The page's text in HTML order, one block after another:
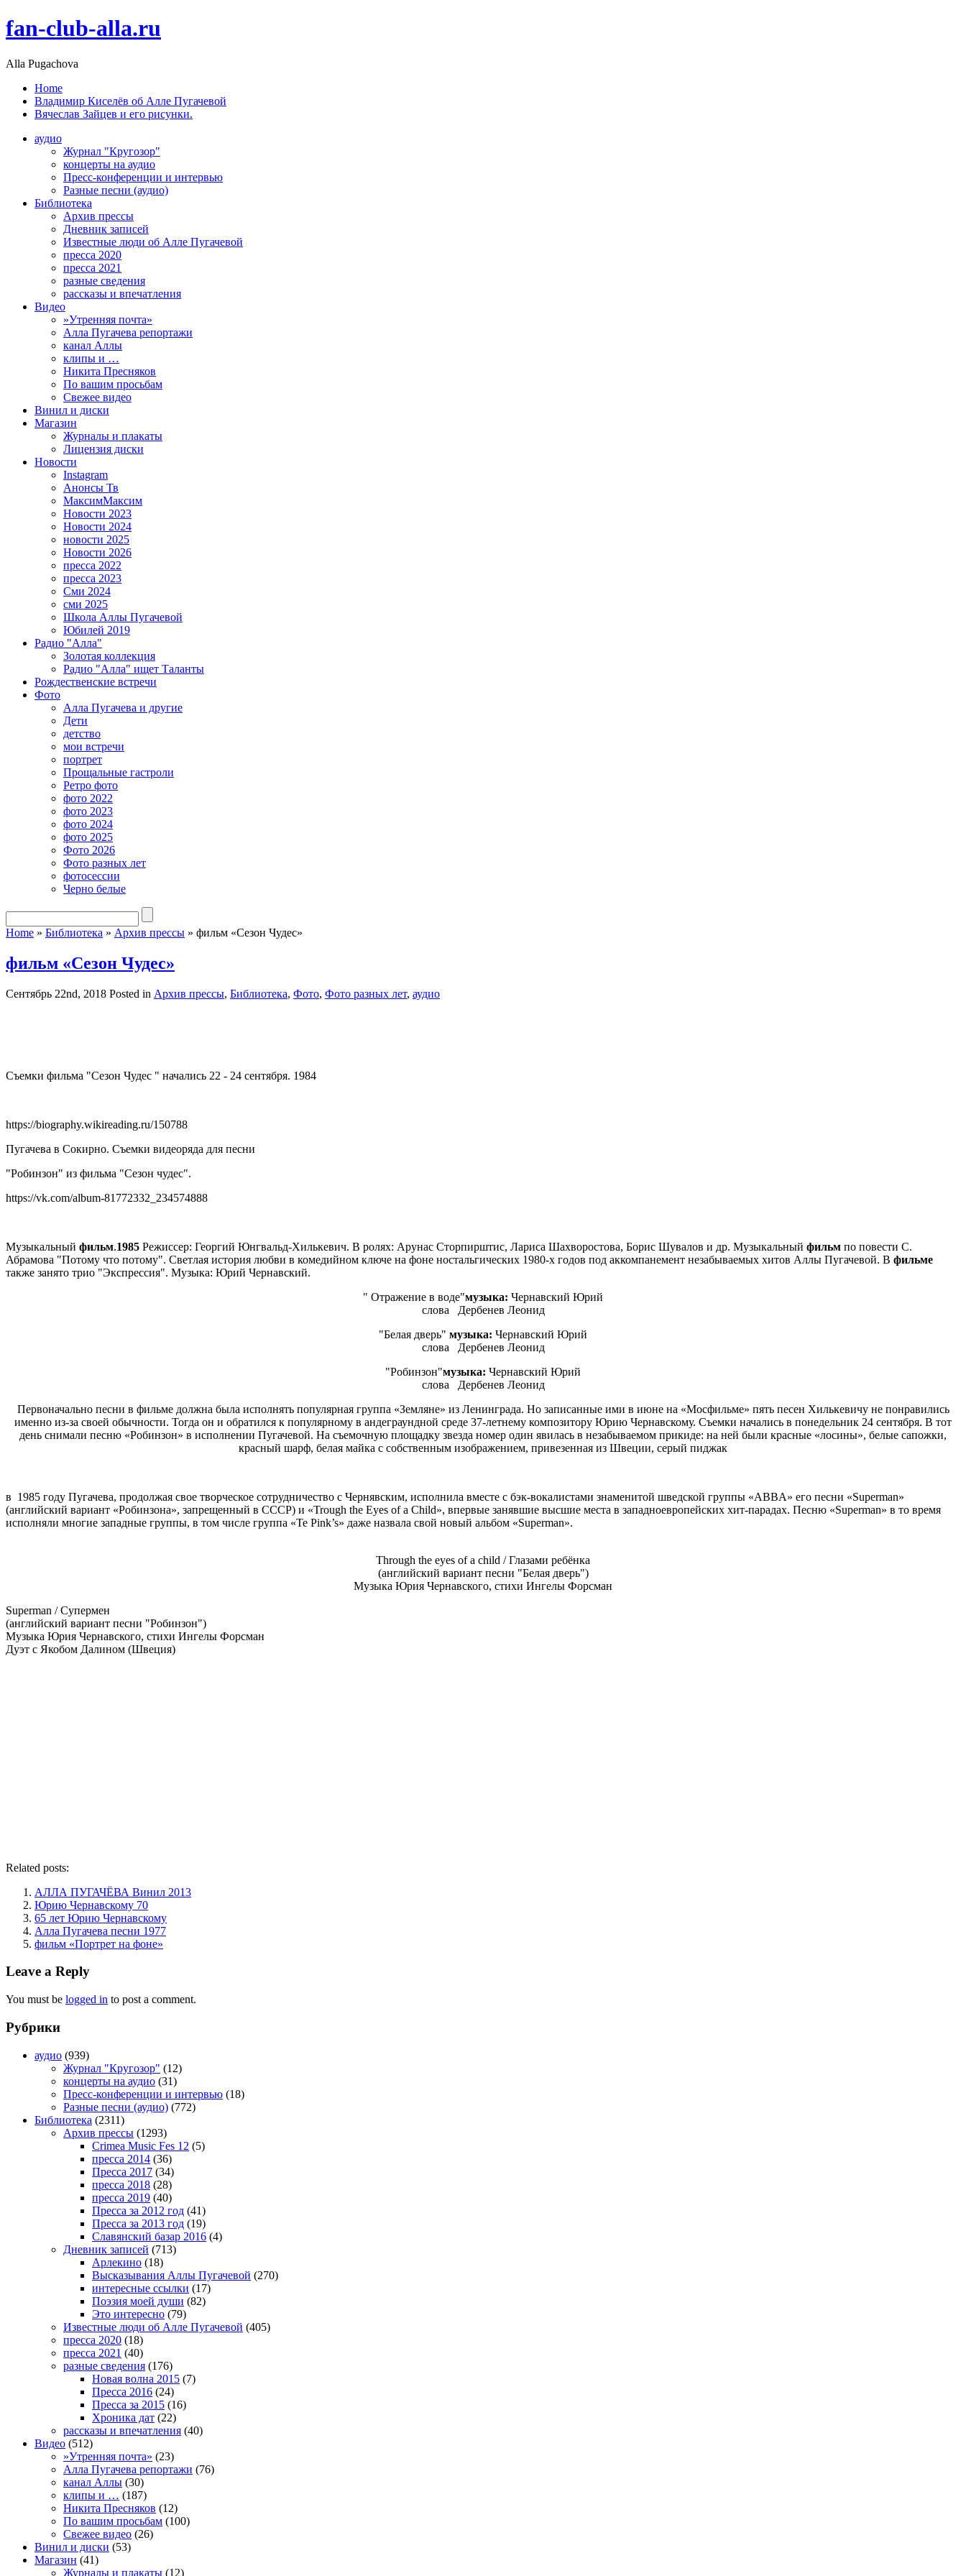
fan-club-alla.ru
Alla Pugachova
Home
Владимир Киселёв об Алле Пугачевой
Вячеслав Зайцев и его рисунки.
аудио
Журнал "Кругозор"
концерты на аудио
Пресс-конференции и интервью
Разные песни (аудио)
Библиотека
Архив прессы
Дневник записей
Известные люди об Алле Пугачевой
пресса 2020
пресса 2021
разные сведения
рассказы и впечатления
Видео
»Утренняя почта»
Алла Пугачева репортажи
канал Аллы
клипы и …
Никита Пресняков
По вашим просьбам
Свежее видео
Винил и диски
Магазин
Журналы и плакаты
Лицензия диски
Новости
Instagram
Анонсы Тв
МаксимМаксим
Новости 2023
Новости 2024
новости 2025
Новости 2026
пресса 2022
пресса 2023
Сми 2024
сми 2025
Школа Аллы Пугачевой
Юбилей 2019
Радио "Алла"
Золотая коллекция
Радио "Алла" ищет Таланты
Рождественские встречи
Фото
Алла Пугачева и другие
Дети
детство
мои встречи
портрет
Прощальные гастроли
Ретро фото
фото 2022
фото 2023
фото 2024
фото 2025
Фото 2026
Фото разных лет
фотосессии
Черно белые
Home » Библиотека » Архив прессы » фильм «Сезон Чудес»
фильм «Сезон Чудес»
Сентябрь 22nd, 2018 Posted in Архив прессы, Библиотека, Фото, Фото разных лет, аудио
Съемки фильма "Сезон Чудес " начались 22 - 24 сентября. 1984
https://biography.wikireading.ru/150788
Пугачева в Сокирно. Съемки видеоряда для песни
"Робинзон" из фильма "Сезон чудес".
https://vk.com/album-81772332_234574888
Музыкальный фильм.1985 Режиссер: Георгий Юнгвальд-Хилькевич. В ролях: Арунас Сторпирштис, Лариса Шахворостова, Борис Шувалов и др. Музыкальный фильм по повести С.
Абрамова "Потому что потому". Светлая история любви в комедийном ключе на фоне ностальгических 1980-х годов под аккомпанемент незабываемых хитов Аллы Пугачевой. В фильме
также занято трио "Экспрессия". Музыка: Юрий Чернавский.
" Отражение в воде"музыка: Чернавский Юрий
слова Дербенев Леонид
"Белая дверь" музыка: Чернавский Юрий
слова Дербенев Леонид
"Робинзон"музыка: Чернавский Юрий
слова Дербенев Леонид
Первоначально песни в фильме должна была исполнять популярная группа «Земляне» из Ленинграда. Но записанные ими в июне на «Мосфильме» пять песен Хилькевичу не понравились
именно из-за своей обычности. Тогда он и обратился к популярному в андеграундной среде 37-летнему композитору Юрию Чернавскому. Съемки начались в понедельник 24 сентября. В тот
день снимали песню «Робинзон» в исполнении Пугачевой. На съемочную площадку звезда номер один явилась в незабываемом прикиде: на ней были красные «лосины», белые сапожки,
красный шарф, белая майка с собственным изображением, привезенная из Швеции, серый пиджак
в 1985 году Пугачева, продолжая свое творческое сотрудничество с Чернявским, исполнила вместе с бэк-вокалистами знаменитой шведской группы «ABBA» его песни «Superman»
(английский вариант «Робинзона», запрещенный в СССР) и «Trough the Eyes of a Child», впервые занявшие высшие места в западноевропейских хит-парадах. Песню «Superman» в то время
исполняли многие западные группы, в том числе группа «Te Pink’s» даже назвала свой новый альбом «Superman».
Through the eyes of a child / Глазами ребёнка
(английский вариант песни "Белая дверь")
Музыка Юрия Чернавского, стихи Ингелы Форсман
Superman / Супермен
(английский вариант песни "Робинзон")
Музыка Юрия Чернавского, стихи Ингелы Форсман
Дуэт с Якобом Далином (Швеция)
Related posts:
АЛЛА ПУГАЧЁВА Винил 2013
Юрию Чернавскому 70
65 лет Юрию Чернавскому
Алла Пугачева песни 1977
фильм «Портрет на фоне»
Leave a Reply
You must be logged in to post a comment.
Рубрики
аудио (939)
Журнал "Кругозор" (12)
концерты на аудио (31)
Пресс-конференции и интервью (18)
Разные песни (аудио) (772)
Библиотека (2311)
Архив прессы (1293)
Crimea Music Fes 12 (5)
пресса 2014 (36)
Пресса 2017 (34)
пресса 2018 (28)
пресса 2019 (40)
Пресса за 2012 год (41)
Пресса за 2013 год (19)
Славянский базар 2016 (4)
Дневник записей (713)
Арлекино (18)
Высказывания Аллы Пугачевой (270)
интересные ссылки (17)
Поэзия моей души (82)
Это интересно (79)
Известные люди об Алле Пугачевой (405)
пресса 2020 (18)
пресса 2021 (40)
разные сведения (176)
Новая волна 2015 (7)
Пресса 2016 (24)
Пресса за 2015 (16)
Хроника дат (22)
рассказы и впечатления (40)
Видео (512)
»Утренняя почта» (23)
Алла Пугачева репортажи (76)
канал Аллы (30)
клипы и … (187)
Никита Пресняков (12)
По вашим просьбам (100)
Свежее видео (26)
Винил и диски (53)
Магазин (41)
Журналы и плакаты (12)